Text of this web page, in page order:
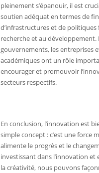
pleinement s’épanouir, il est
soutien adéquat en termes de
d’infrastructures et de politiques
recherche et au développement.
gouvernements, les entreprises
académiques ont un rôle
encourager et promouvoir
secteurs respectifs.
En conclusion, l’innovation est
simple concept : c’est une force
alimente le progrès et le
investissant dans l’innovation et
la créativité, nous pouvons